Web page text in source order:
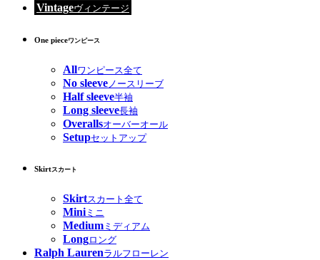
Vintageヴィンテージ
One pieceワンピース
Allワンピース全て
No sleeve ノースリーブ
Half sleeve半袖
Long sleeve長袖
Overallsオーバーオール
Setupセットアップ
Skirtスカート
Skirtスカート全て
Miniミニ
Medium ミディアム
Longロング
Ralph Laurenラルフローレン